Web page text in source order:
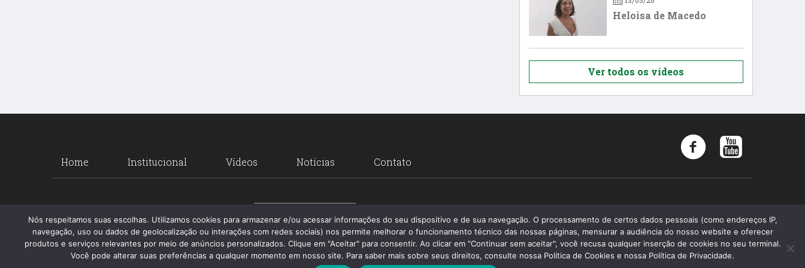
Heloisa de Macedo
Ver todos os vídeos
Home Institucional Vídeos Notícias Contato
Santa Memória 2019 - Todos os direitos reservados
Faculdade de Ciências Médicas da Santa Casa de São Paulo
Fundação Arnaldo Vieira de Carvalho
Nós respeitamos suas escolhas. Utilizamos cookies para armazenar e/ou acessar informações do seu dispositivo e de sua navegação. O processamento de certos dados pessoais (como endereços IP,
navegação, uso ou dados de geolocalização ou interações com redes sociais) nos permite melhorar o funcionamento técnico das nossas páginas, mensurar a audiência do nosso website e oferecer
produtos e serviços relevantes por meio de anúncios personalizados. Clique em "Aceitar" para consentir. Ao clicar em "Continuar sem aceitar", você recusa qualquer inserção de cookies no seu terminal.
Você pode alterar suas preferências a qualquer momento em nosso site. Para saber mais sobre seus direitos, consulte nossa Política de Cookies e nossa Política de Privacidade.